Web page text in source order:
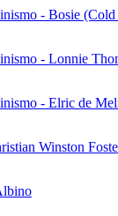
- Bosie
- Lonnie
- Elric de
Winston